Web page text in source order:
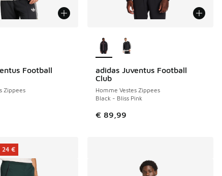
Football
Zippees
adidas Juventus Football
Club
Homme Vestes Zippees
Black - Bliss Pink
€ 89,99
24 €